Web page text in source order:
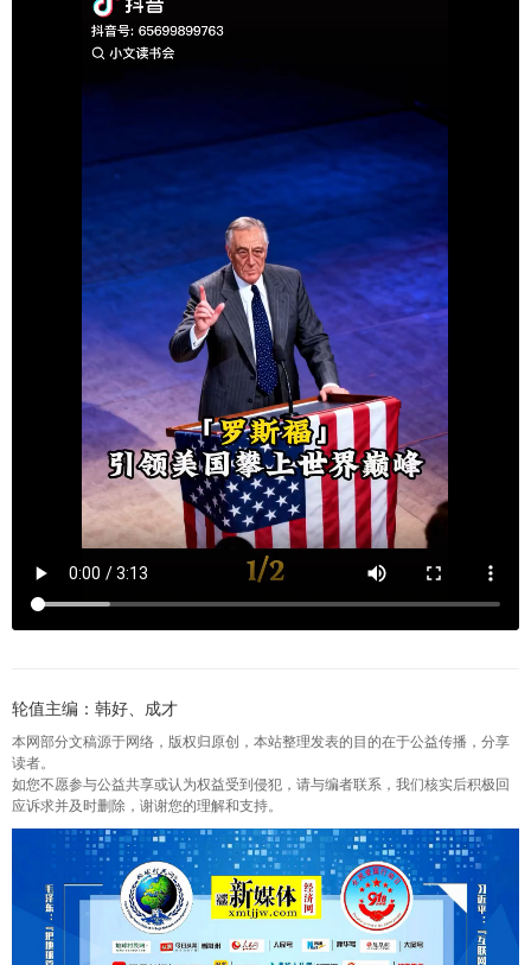
轮值主编：韩好、成才
本网部分文稿源于网络，版权归原创，本站整理发表的目的在于公益传播，分享
读者。
如您不愿参与公益共享或认为权益受到侵犯，请与编者联系，我们核实后积极回
应诉求并及时删除，谢谢您的理解和支持。